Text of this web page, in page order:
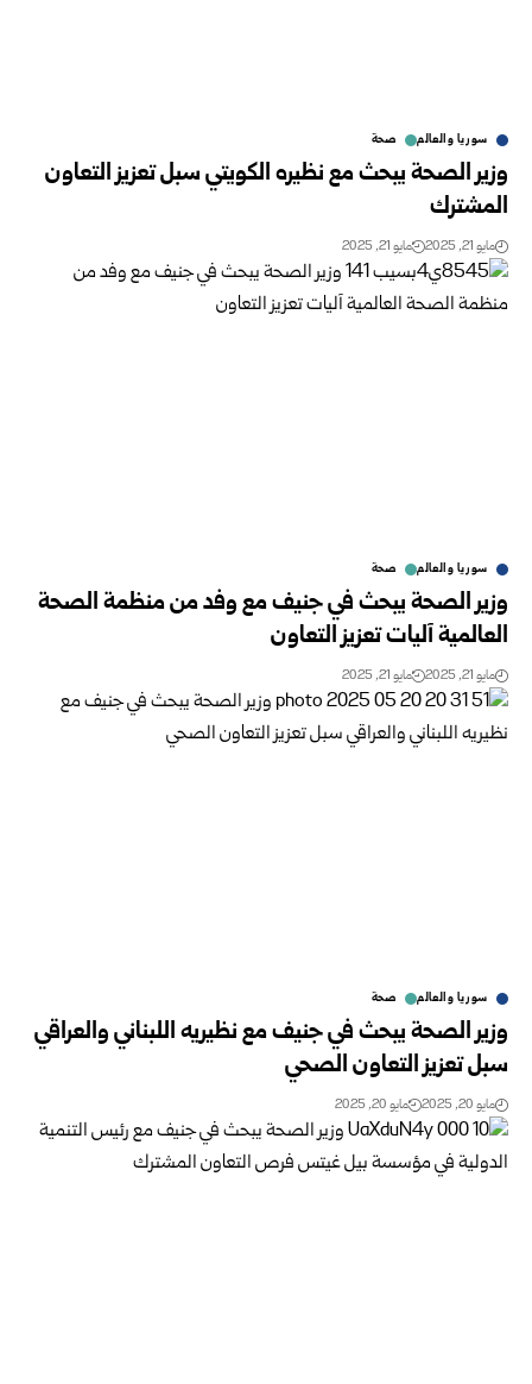
سوريا والعالم صحة
وزير الصحة يبحث مع نظيره الكويتي سبل تعزيز التعاون
المشترك
مايو 21, 2025 مايو 21, 2025
سوريا والعالم صحة
وزير الصحة يبحث في جنيف مع وفد من منظمة الصحة
العالمية آليات تعزيز التعاون
مايو 21, 2025 مايو 21, 2025
سوريا والعالم صحة
وزير الصحة يبحث في جنيف مع نظيريه اللبناني والعراقي
سبل تعزيز التعاون الصحي
مايو 20, 2025 مايو 20, 2025